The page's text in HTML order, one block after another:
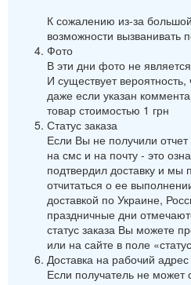
К сожалению из-за большой
возможности вызванивать
Фото
В эти дни фото не
И существует
даже если указан
товар стоимостью 1 грн
Статус заказа
Если Вы не получили
на смс и на почту - это
подтвердил доставку и
отчитаться о ее
доставкой по Украине,
праздничные дни
статус заказа Вы можете
или на сайте в поле
Доставка на рабочий адрес
Если получатель не может